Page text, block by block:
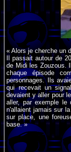
« Alors je cherche un
Il passait autour de
de Midi les Zouzous.
chaque épisode
personnages. Ils
qui recevait un
devaient y aller pour
aller, par exemple le
n'allaient jamais sur
sur place, une
base. »